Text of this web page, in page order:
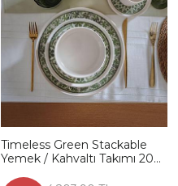
Timeless Green Stackable
Yemek / Kahvaltı Takımı 20